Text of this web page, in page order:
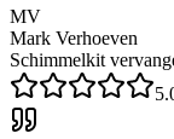
MV
Mark Verhoeven
Schimmelkit